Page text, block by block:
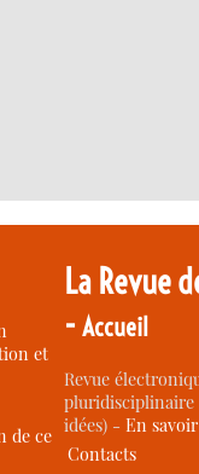
et
de ce
La Revue
-Accueil
Revue
idées) -En
Contacts